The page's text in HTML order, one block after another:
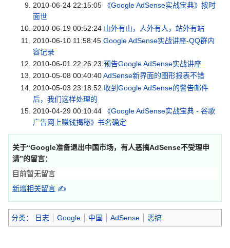
2010-06-24 22:15:05
《Google AdSense实战宝典》按时
面世
2010-06-19 00:52:24 山外有山，人外有人，站外有站
2010-06-10 11:58:45 Google AdSense实战讲座-QQ群内
容记录
2010-06-01 22:26:23 预告Google AdSense实战讲座
2010-05-08 00:40:40AdSense新界面的图形报表不错
2010-05-03 23:18:52 收到Google AdSense的警告邮件
后，我们这样处理的
2010-04-29 00:10:44
《Google AdSense实战宝典 - 谷歌
广告网上赚钱揭秘》书名确定
关于“Google准备退出中国市场，有人恶搞AdSense不受理申
请”的留言：
目前暂无留言
新增相关留言 ✍
分类： 日志 Google 中国 AdSense 恶搞